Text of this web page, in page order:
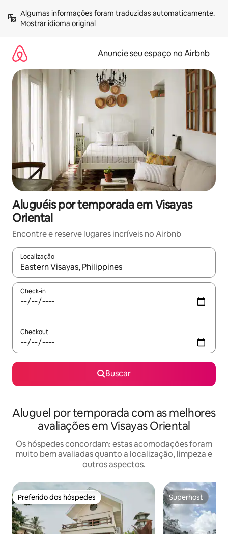
para
Mostrar idioma original
Anuncie seu espaço no Airbnb
Aluguéis por temporada em Visayas
Oriental
Encontre e reserve lugares incríveis no Airbnb
Localização
Quando os resultados estiverem disponíveis, explore-os
Check-in
Checkout
Buscar
Aluguel por temporada com as melhores
avaliações em Visayas Oriental
Os hóspedes concordam: estas acomodações foram
muito bem avaliadas quanto a localização, limpeza e
outros aspectos.
Preferido dos hóspedes
Preferido dos hóspedes Superhost
Superhost